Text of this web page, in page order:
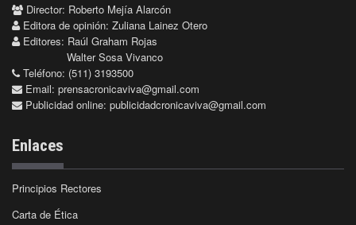
Director: Roberto Mejía Alarcón
Editora de opinión: Zuliana Lainez Otero
Editores: Raúl Graham Rojas
Walter Sosa Vivanco
Teléfono: (511) 3193500
Email: prensacronicaviva@gmail.com
Publicidad online: publicidadcronicaviva@gmail.com
Enlaces
Principios Rectores
Carta de Ética